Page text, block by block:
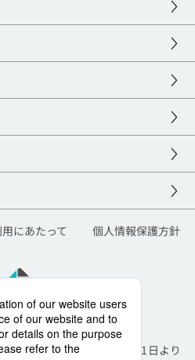
にあたって 個人情報保護方針
ックは合併し、2026年7月1日より